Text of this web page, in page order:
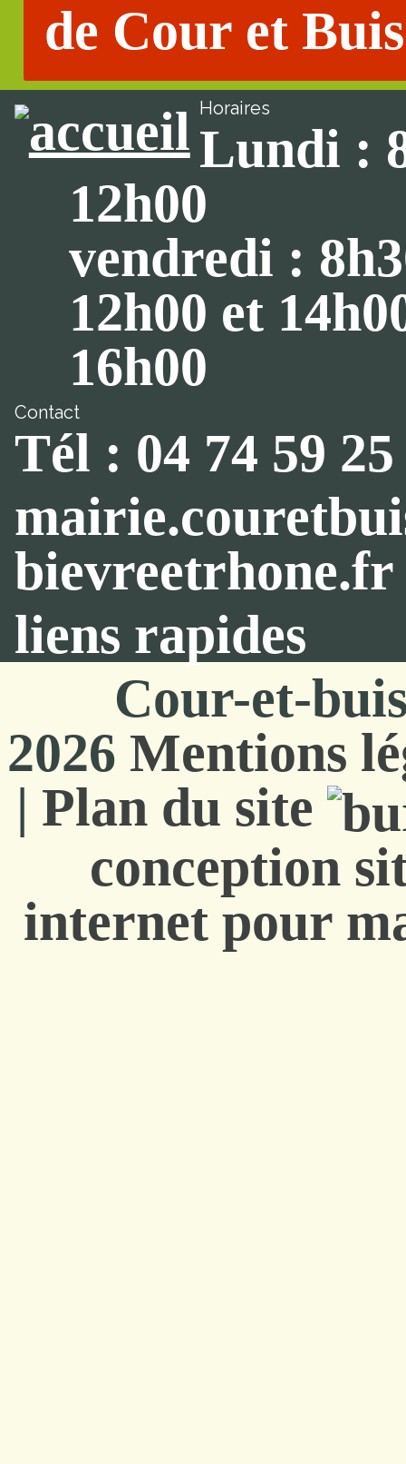
de Cour et Buis
Horaires
Lundi :
12h00
vendredi :
12h00 et
16h00
Contact
Tél : 04 74 59 25
bievreetrhone.fr
liens rapides
Cour-et-
2026 Mentions
| Plan du site
conception
internet pour